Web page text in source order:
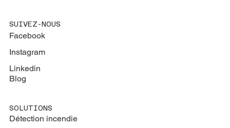
SUIVEZ-NOUS
Facebook
Instagram
Linkedin
Blog
SOLUTIONS
Détection incendie